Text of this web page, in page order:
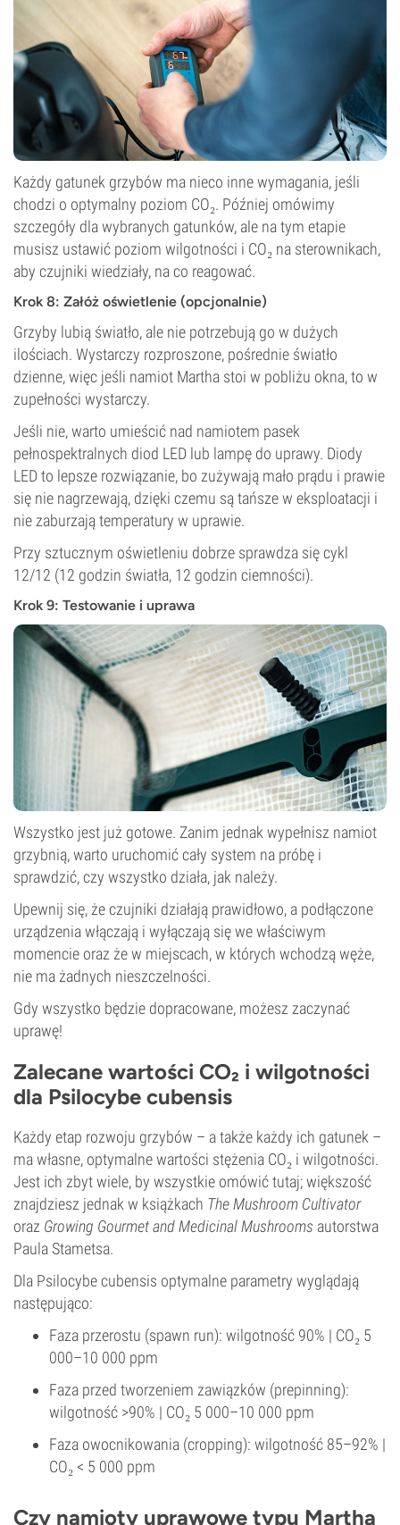
Każdy gatunek grzybów ma nieco inne wymagania, jeśli
chodzi o optymalny poziom CO₂. Później omówimy
szczegóły dla wybranych gatunków, ale na tym etapie
musisz ustawić poziom wilgotności i CO₂ na sterownikach,
aby czujniki wiedziały, na co reagować.
Krok 8: Załóż oświetlenie (opcjonalnie)
Grzyby lubią światło, ale nie potrzebują go w dużych
ilościach. Wystarczy rozproszone, pośrednie światło
dzienne, więc jeśli namiot Martha stoi w pobliżu okna, to w
zupełności wystarczy.
Jeśli nie, warto umieścić nad namiotem pasek
pełnospektralnych diod LED lub lampę do uprawy. Diody
LED to lepsze rozwiązanie, bo zużywają mało prądu i prawie
się nie nagrzewają, dzięki czemu są tańsze w eksploatacji i
nie zaburzają temperatury w uprawie.
Przy sztucznym oświetleniu dobrze sprawdza się cykl
12/12 (12 godzin światła, 12 godzin ciemności).
Krok 9: Testowanie i uprawa
Wszystko jest już gotowe. Zanim jednak wypełnisz namiot
grzybnią, warto uruchomić cały system na próbę i
sprawdzić, czy wszystko działa, jak należy.
Upewnij się, że czujniki działają prawidłowo, a podłączone
urządzenia włączają i wyłączają się we właściwym
momencie oraz że w miejscach, w których wchodzą węże,
nie ma żadnych nieszczelności.
Gdy wszystko będzie dopracowane, możesz zaczynać
uprawę!
Zalecane wartości CO₂ i wilgotności
dla Psilocybe cubensis
Każdy etap rozwoju grzybów – a także każdy ich gatunek –
ma własne, optymalne wartości stężenia CO₂ i wilgotności.
Jest ich zbyt wiele, by wszystkie omówić tutaj; większość
znajdziesz jednak w książkach The Mushroom Cultivator
oraz Growing Gourmet and Medicinal Mushrooms autorstwa
Paula Stametsa.
Dla Psilocybe cubensis optymalne parametry wyglądają
następująco:
Faza przerostu (spawn run): wilgotność 90% | CO₂ 5
000–10 000 ppm
Faza przed tworzeniem zawiązków (prepinning):
wilgotność >90% | CO₂ 5 000–10 000 ppm
Faza owocnikowania (cropping): wilgotność 85–92% |
CO₂ < 5 000 ppm
Czy namioty uprawowe typu Martha